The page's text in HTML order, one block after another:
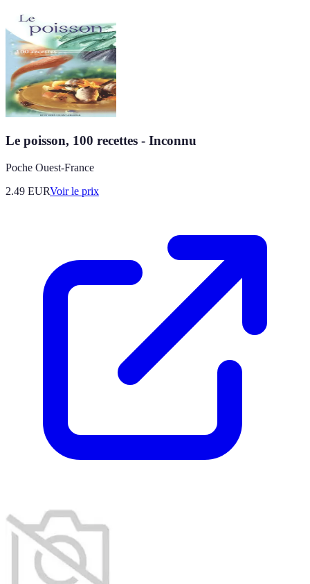
Le poisson, 100 recettes - Inconnu
Poche Ouest-France
2.49 EURVoir le prix